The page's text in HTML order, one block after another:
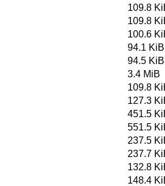
109.8
109.8
100.6
94.1 KiB
94.5 KiB
3.4 MiB
109.8
127.3
451.5
551.5
237.5
237.7
132.8
148.4